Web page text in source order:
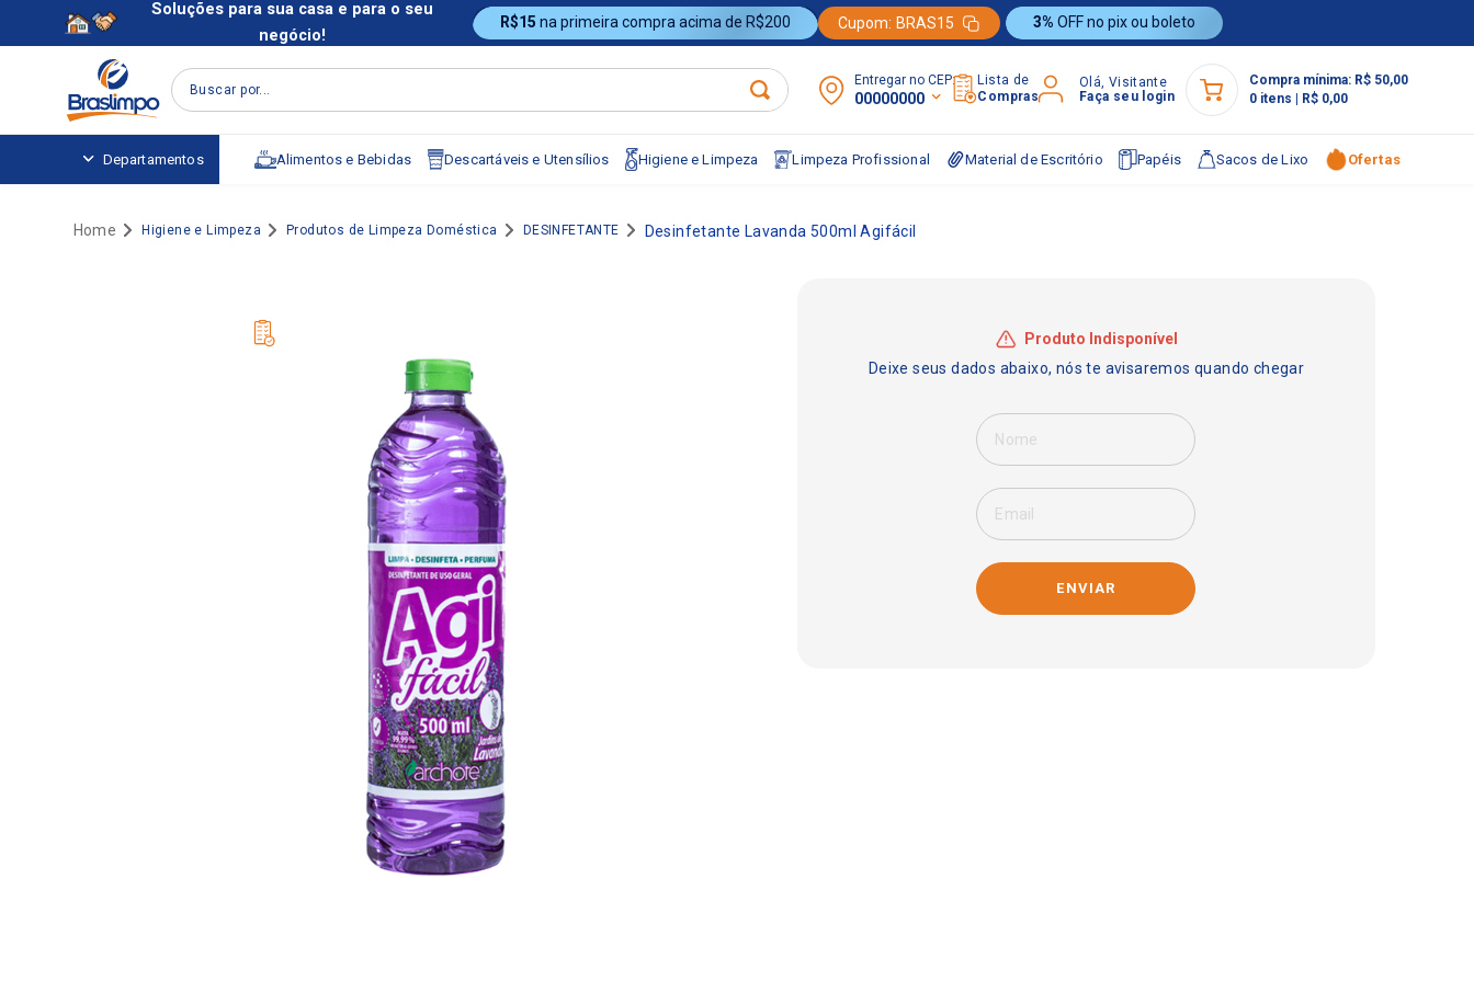
Soluções para sua casa e para o seu
negócio!
R$15 na primeira compra acima de R$200 Cupom: BRAS15 3% OFF no pix ou boleto
Buscar por... Entregar no CEP:
00000000
Lista de
Compras
Olá, Visitante
Faça seu login
Compra mínima: R$ 50,00
0 itens R$ 0,00
Departamentos Alimentos e Bebidas Descartáveis e Utensílios Higiene e Limpeza Limpeza Profissional Material de Escritório Papéis Sacos de Lixo Ofertas
Higiene e Limpeza Produtos de Limpeza Doméstica DESINFETANTE Desinfetante Lavanda 500ml Agifácil
ENVIAR